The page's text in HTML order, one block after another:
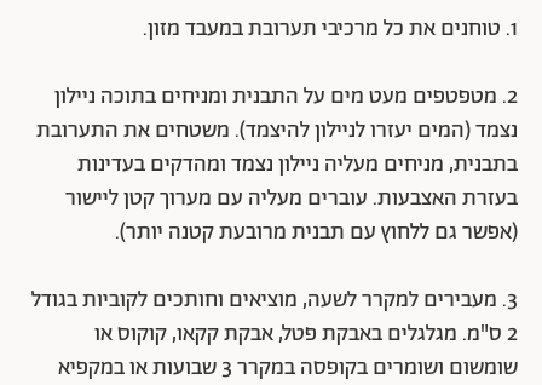
1. טוחנים את כל מרכיבי תערובת במעבד מזון.
2. מטפטפים מעט מים על התבנית ומניחים בתוכה ניילון
נצמד (המים יעזרו לניילון להיצמד). משטחים את התערובת
בתבנית, מניחים מעליה ניילון נצמד ומהדקים בעדינות
בעזרת האצבעות. עוברים מעליה עם מערוך קטן ליישור
(אפשר גם ללחוץ עם תבנית מרובעת קטנה יותר).
3. מעבירים למקרר לשעה, מוציאים וחותכים לקוביות בגודל
2 ס"מ. מגלגלים באבקת פטל, אבקת קקאו, קוקוס או
שומשום ושומרים בקופסה במקרר 3 שבועות או במקפיא